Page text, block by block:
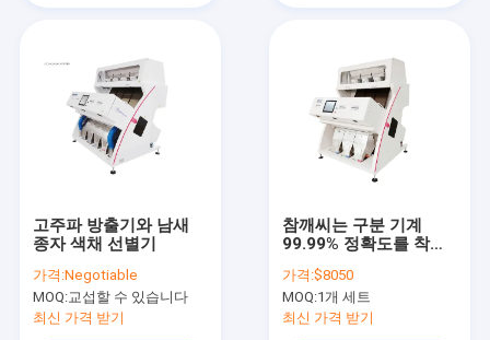
고주파 방출기와 남새
종자 색채 선별기
가격:Negotiable
MOQ:교섭할 수 있습니다
최신 가격 받기
참깨씨는 구분 기계
99.99% 정확도를 착색
가격:$8050
MOQ:1개 세트
최신 가격 받기